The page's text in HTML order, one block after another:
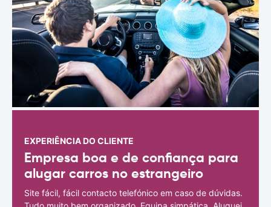
EXPERIÊNCIA DO CLIENTE
Empresa boa e de confiança para
alugar carros no estrangeiro
Site fácil, fácil contacto telefónico em caso de dúvidas.